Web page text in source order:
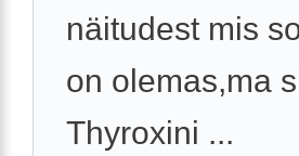
näitudest mis
on olemas,ma
Thyroxini ...